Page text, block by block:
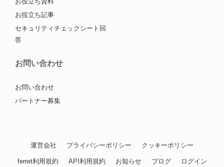
お役立ち記事
セキュリティチェックシート回
答
お問い合わせ
お問い合わせ
パートナー募集
運営会社 プライバシーポリシー クッキーポリシー
ferret利用規約 API利用規約 お知らせ ブログ ログイン